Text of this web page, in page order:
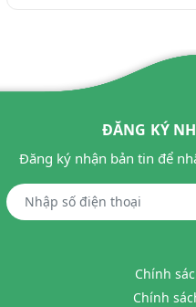
ĐĂNG KÝ
Đăng ký nhận bản tin để
Chính
Chính